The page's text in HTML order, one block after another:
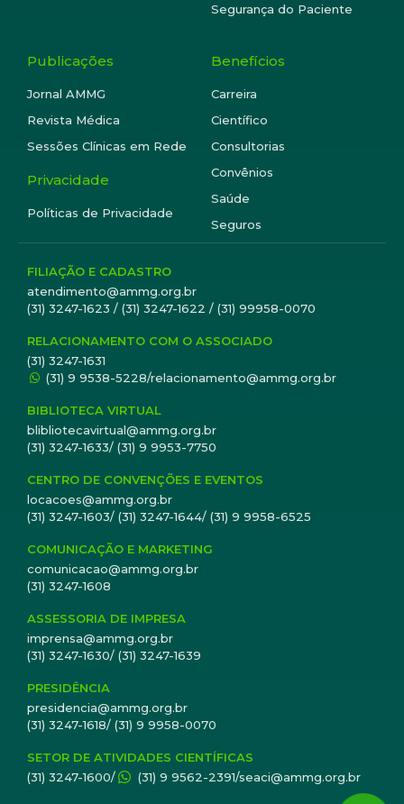
Segurança do Paciente
Publicações
Jornal AMMG
Revista Médica
Sessões Clínicas em Rede
Privacidade
Políticas de Privacidade
Benefícios
Carreira
Científico
Consultorias
Convênios
Saúde
Seguros
FILIAÇÃO E CADASTRO
atendimento@ammg.org.br
(31) 3247-1623 / (31) 3247-1622 / (31) 99958-0070
RELACIONAMENTO COM O ASSOCIADO
(31) 3247-1631
(31) 9 9538-5228/relacionamento@ammg.org.br
BIBLIOTECA VIRTUAL
blibliotecavirtual@ammg.org.br
(31) 3247-1633/ (31) 9 9953-7750
CENTRO DE CONVENÇÕES E EVENTOS
locacoes@ammg.org.br
(31) 3247-1603/ (31) 3247-1644/ (31) 9 9958-6525
COMUNICAÇÃO E MARKETING
comunicacao@ammg.org.br
(31) 3247-1608
ASSESSORIA DE IMPRESA
imprensa@ammg.org.br
(31) 3247-1630/ (31) 3247-1639
PRESIDÊNCIA
presidencia@ammg.org.br
(31) 3247-1618/ (31) 9 9958-0070
SETOR DE ATIVIDADES CIENTÍFICAS
(31) 3247-1600/
(31) 9 9562-2391/seaci@ammg.org.br